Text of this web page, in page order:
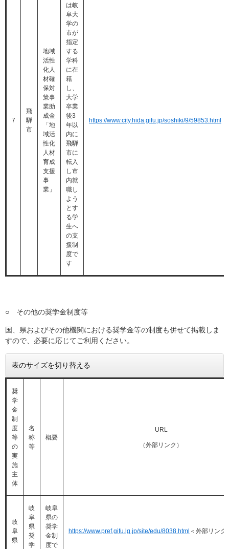
7
飛
騨
市
地域
活性
化人
材確
保対
策事
業助
成金
「地
域活
性化
人材
育成
支援
事
業」
は岐
阜大
学の
市が
指定
する
学科
に在
籍
し、
大学
卒業
後3
年以
内に
飛騨
市に
転入
し市
内就
職し
よう
とす
る学
生へ
の支
援制
度で
す
https://www.city.hida.gifu.jp/soshiki/9/59853.html
○ その他の奨学金制度等
国、県およびその他機関における奨学金等の制度も併せて掲載しま
すので、必要に応じてご利用ください。
表のサイズを切り替える
奨
学
金
制
度
等
の
実
施
主
体
名
称
等
概要
URL
（外部リンク）
岐
阜
県
岐
阜
県
奨
学
岐阜
県の
奨学
金制
度で
https://www.pref.gifu.lg.jp/site/edu/8038.html ＜外部リンク